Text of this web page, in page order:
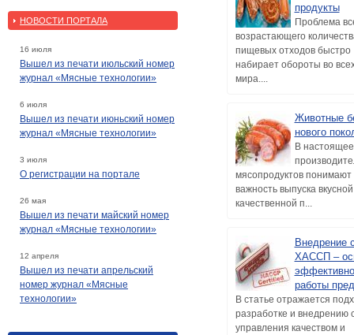
НОВОСТИ ПОРТАЛА
16 июля
Вышел из печати июльский номер
журнал «Мясные технологии»
6 июля
Вышел из печати июньский номер
журнал «Мясные технологии»
3 июля
О регистрации на портале
26 мая
Вышел из печати майский номер
журнал «Мясные технологии»
12 апреля
Вышел из печати апрельский
номер журнал «Мясные
технологии»
продукты
Проблема
возрастающего
пищевых отходов быстро
набирает обороты во
мира....
Животные
нового
В
мясопродуктов понимают
важность выпуска
качественной п...
Внедрение
ХАССП –
работы
В статье отражается
разработке и внедрению
управления качеством и